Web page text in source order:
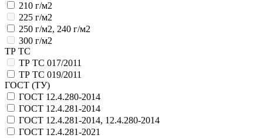
210 г/м2
225 г/м2
250 г/м2, 240 г/м2
300 г/м2
ТР ТС
ТР ТС 017/2011
ТР ТС 019/2011
ГОСТ (ТУ)
ГОСТ 12.4.280-2014
ГОСТ 12.4.281-2014
ГОСТ 12.4.281-2014, 12.4.280-2014
ГОСТ 12.4.281-2021